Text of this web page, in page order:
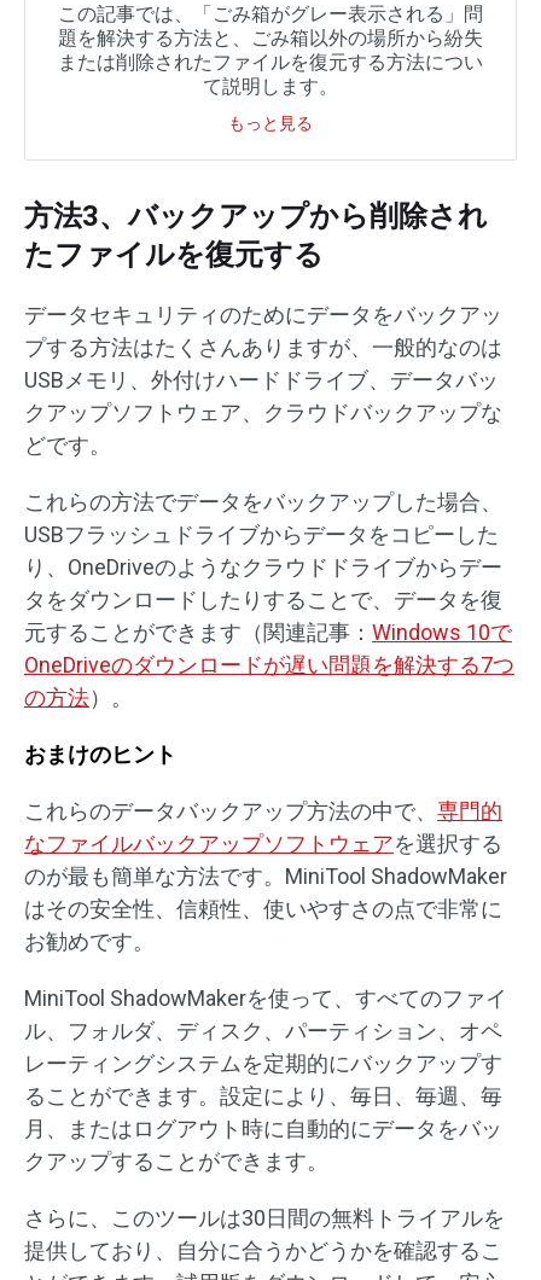
この記事では、「ごみ箱がグレー表示される」問
題を解決する方法と、ごみ箱以外の場所から紛失
または削除されたファイルを復元する方法につい
て説明します。
もっと見る
方法3、バックアップから削除され
たファイルを復元する
データセキュリティのためにデータをバックアッ
プする方法はたくさんありますが、一般的なのは
USBメモリ、外付けハードドライブ、データバッ
クアップソフトウェア、クラウドバックアップな
どです。
これらの方法でデータをバックアップした場合、
USBフラッシュドライブからデータをコピーした
り、OneDriveのようなクラウドドライブからデー
タをダウンロードしたりすることで、データを復
元することができます（関連記事： Windows 10で
OneDriveのダウンロードが遅い問題を解決する7つ
の方法）。
おまけのヒント
これらのデータバックアップ方法の中で、 専門的
なファイルバックアップソフトウェアを選択する
のが最も簡単な方法です。MiniTool ShadowMaker
はその安全性、信頼性、使いやすさの点で非常に
お勧めです。
MiniTool ShadowMakerを使って、すべてのファイ
ル、フォルダ、ディスク、パーティション、オペ
レーティングシステムを定期的にバックアップす
ることができます。設定により、毎日、毎週、毎
月、またはログアウト時に自動的にデータをバッ
クアップすることができます。
さらに、このツールは30日間の無料トライアルを
提供しており、自分に合うかどうかを確認するこ